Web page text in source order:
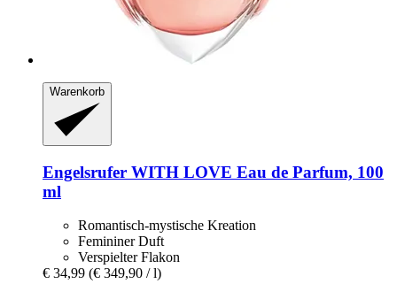
Warenkorb
Engelsrufer WITH LOVE Eau de Parfum, 100
ml
Romantisch-mystische Kreation
Femininer Duft
Verspielter Flakon
€ 34,99 (€ 349,90 / l)